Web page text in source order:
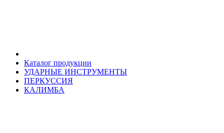
Каталог продукции
УДАРНЫЕ ИНСТРУМЕНТЫ
ПЕРКУССИЯ
КАЛИМБА